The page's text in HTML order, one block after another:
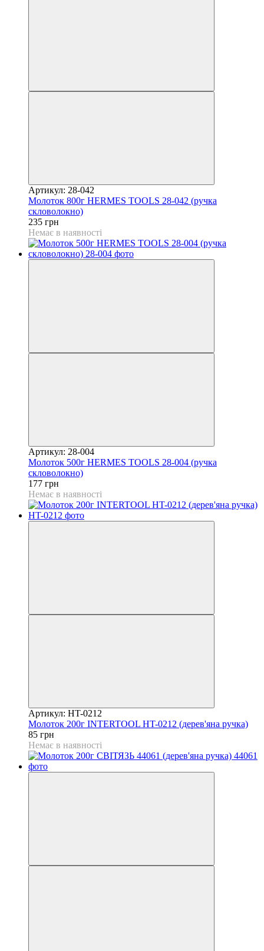
Артикул: 28-042
Молоток 800г HERMES TOOLS 28-042 (ручка
скловолокно)
235 грн
Немає в наявності
Артикул: 28-004
Молоток 500г HERMES TOOLS 28-004 (ручка
скловолокно)
177 грн
Немає в наявності
Артикул: HT-0212
Молоток 200г INTERTOOL HT-0212 (дерев'яна ручка)
85 грн
Немає в наявності